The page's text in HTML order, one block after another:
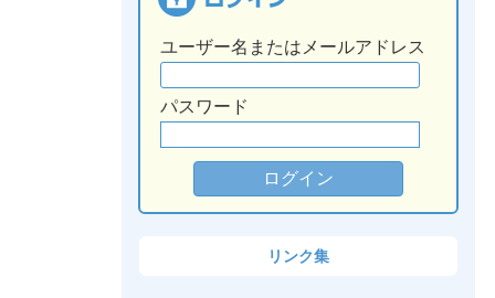
ユーザー名またはメールアドレス
パスワード
リンク集